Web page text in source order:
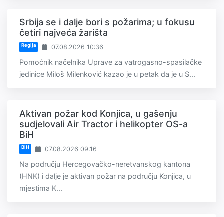
Srbija se i dalje bori s požarima; u fokusu
četiri najveća žarišta
Regija 07.08.2026 10:36
Pomoćnik načelnika Uprave za vatrogasno-spasilačke
jedinice Miloš Milenković kazao je u petak da je u S...
Aktivan požar kod Konjica, u gašenju
sudjelovali Air Tractor i helikopter OS-a
BiH
BiH 07.08.2026 09:16
Na području Hercegovačko-neretvanskog kantona
(HNK) i dalje je aktivan požar na području Konjica, u
mjestima K...